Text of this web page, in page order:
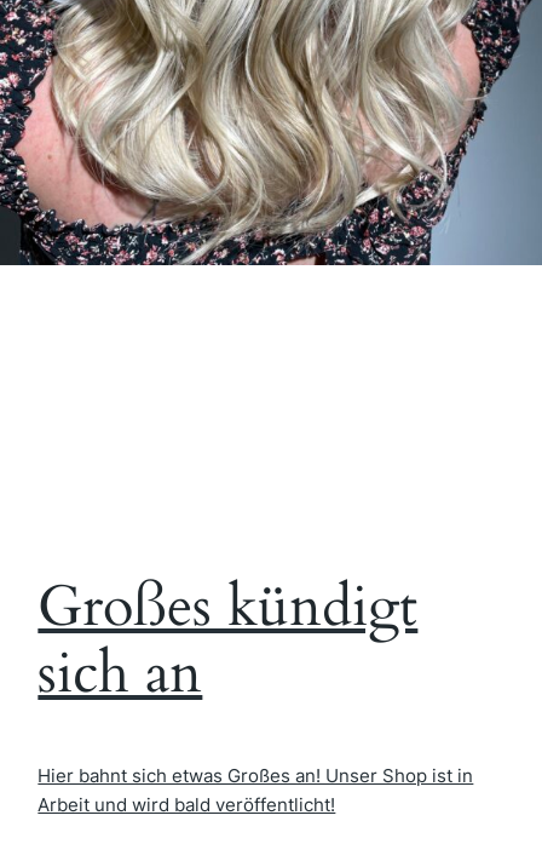
Großes kündigt
sich an
Hier bahnt sich etwas Großes an! Unser Shop ist in
Arbeit und wird bald veröffentlicht!